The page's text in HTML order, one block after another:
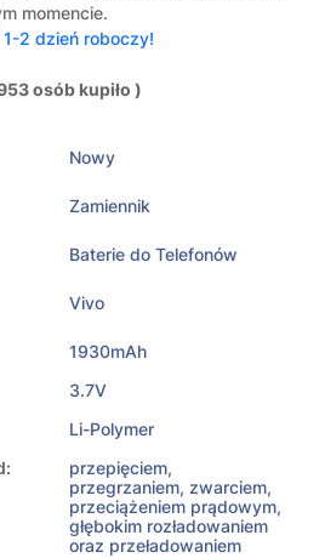
momencie.
2 dzień roboczy!
osób kupiło )
Nowy
Zamiennik
Baterie do Telefonów
Vivo
1930mAh
3.7V
Li-Polymer
przepięciem,
przegrzaniem, zwarciem,
przeciążeniem prądowym,
głębokim rozładowaniem
oraz przeładowaniem